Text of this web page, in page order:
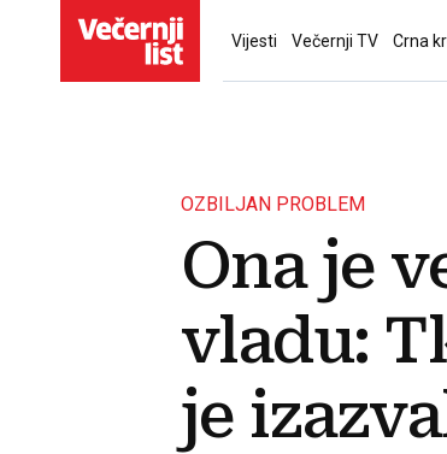
Vijesti Večernji TV Crna
OZBILJAN PROBLEM
Ona je
vladu:
je